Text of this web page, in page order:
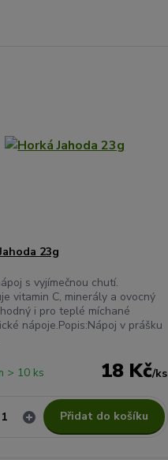
23g
s vyjímečnou chutí.
vitamin C, minerály a ovocný
i pro teplé míchané
nápoje.Popis:Nápoj v prášku
18 Kč/ks
> 10 ks
Přidat do košíku